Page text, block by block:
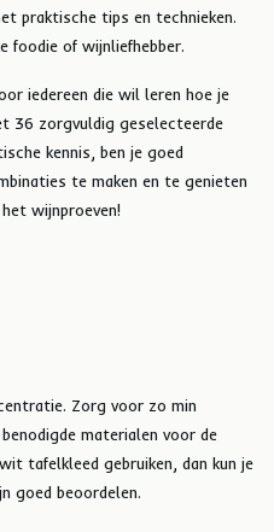
praktische tips en technieken.
foodie of wijnliefhebber.
iedereen die wil leren hoe je
36 zorgvuldig geselecteerde
kennis, ben je goed
te maken en te genieten
wijnproeven!
Zorg voor zo min
materialen voor de
tafelkleed gebruiken, dan kun je
goed beoordelen.